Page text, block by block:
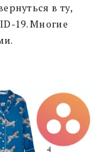
в ту,
19. Многие